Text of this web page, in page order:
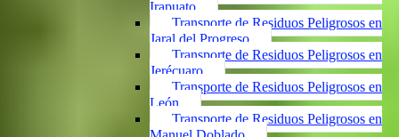
Irapuato
Transporte de Residuos Peligrosos en
Jaral del Progreso
Transporte de Residuos Peligrosos en
Jerécuaro
Transporte de Residuos Peligrosos en
León
Transporte de Residuos Peligrosos en